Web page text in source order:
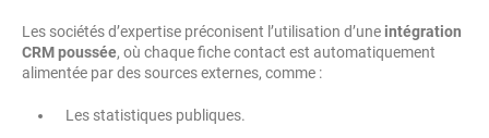
Les sociétés d’expertise préconisent l’utilisation d’une intégration
CRM poussée, où chaque fiche contact est automatiquement
alimentée par des sources externes, comme :
Les statistiques publiques.